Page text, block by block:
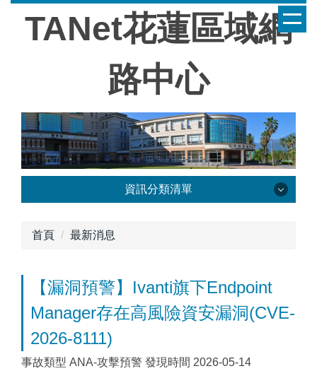
TANet花蓮區域網
路中心
資訊分類清單
中心簡介
網路架構圖
流量資訊
首頁 最新消息
【漏洞預警】Ivanti旗下Endpoint
Manager存在高風險資安漏洞(CVE-
2026-8111)
事故類型 ANA-攻擊預警 發現時間 2026-05-14